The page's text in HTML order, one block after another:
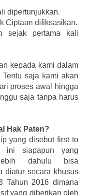
dipertunjukkan.
Ciptaan difiksasikan.
sejak pertama kali
kepada kami dalam
saja kami akan
proses awal hingga
saja tanpa harus
Hak Paten?
yang disebut first to
ini siapapun yang
dahulu bisa
diatur secara khusus
Tahun 2016 dimana
yang diberikan oleh